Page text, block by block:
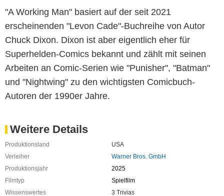
"A Working Man" basiert auf der seit 2021
erscheinenden "Levon Cade"-Buchreihe von Autor
Chuck Dixon. Dixon ist aber eigentlich eher für
Superhelden-Comics bekannt und zählt mit seinen
Arbeiten an Comic-Serien wie "Punisher", "Batman"
und "Nightwing" zu den wichtigsten Comicbuch-
Autoren der 1990er Jahre.
Weitere Details
Produktionsland
USA
Verleiher
Warner Bros. GmbH
Produktionsjahr
2025
Filmtyp
Spielfilm
Wissenswertes
3 Trivias